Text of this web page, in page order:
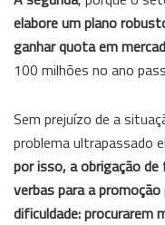
elabore um plano
ganhar quota em
100 milhões no ano
Sem prejuízo de a
problema ultrapassado
por isso, a obrigação
verbas para a
dificuldade: procurarem